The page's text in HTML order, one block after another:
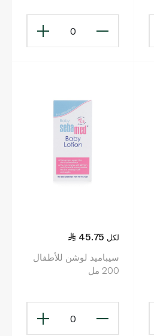
0
45.75 لكل
سيباميد لوشن للأطفال
200 مل
0